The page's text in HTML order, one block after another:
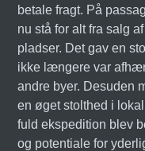
betale fragt. På
nu stå for alt fra salg
pladser. Det gav en
ikke længere var
andre byer. Desuden
en øget stolthed i
fuld ekspedition blev
og potentiale for